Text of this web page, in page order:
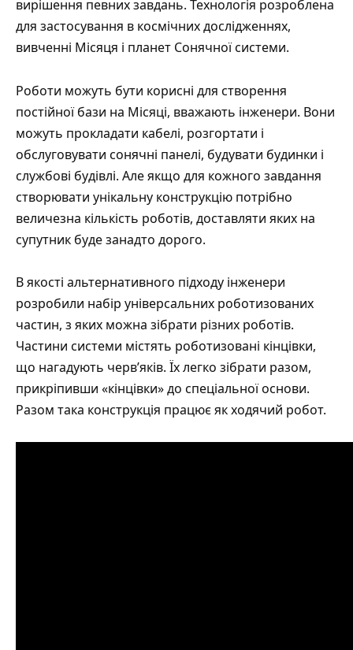
вирішення певних завдань. Технологія розроблена
для застосування в космічних дослідженнях,
вивченні Місяця і планет Сонячної системи.
Роботи можуть бути корисні для створення
постійної бази на Місяці, вважають інженери. Вони
можуть прокладати кабелі, розгортати і
обслуговувати сонячні панелі, будувати будинки і
службові будівлі. Але якщо для кожного завдання
створювати унікальну конструкцію потрібно
величезна кількість роботів, доставляти яких на
супутник буде занадто дорого.
В якості альтернативного підходу інженери
розробили набір універсальних роботизованих
частин, з яких можна зібрати різних роботів.
Частини системи містять роботизовані кінцівки,
що нагадують черв’яків. Їх легко зібрати разом,
прикріпивши «кінцівки» до спеціальної основи.
Разом така конструкція працює як ходячий робот.